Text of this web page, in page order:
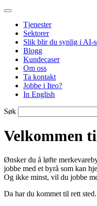
Gå
innhold
Iteo
Tjenester
Sektorer
Slik blir du synlig i AI-
Blogg
Kundecaser
Om oss
Ta kontakt
Jobbe i Iteo?
In English
Søk
Velkommen
Ønsker du å løfte
jobbe med et byrå som kan
Og ikke minst, vil du jobbe
Da har du kommet til rett sted.